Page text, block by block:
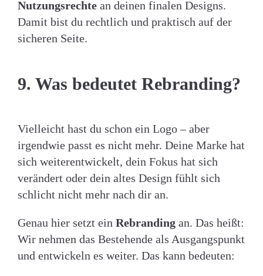
Nutzungsrechtean deinen finalen Designs.
Damit bist du rechtlich und praktisch auf der
sicheren Seite.
9. Was bedeutet Rebranding?
Vielleicht hast du schon ein Logo – aber
irgendwie passt es nicht mehr. Deine Marke hat
sich weiterentwickelt, dein Fokus hat sich
verändert oder dein altes Design fühlt sich
schlicht nicht mehr nach dir an.
Genau hier setzt ein Rebrandingan. Das heißt:
Wir nehmen das Bestehende als Ausgangspunkt
und entwickeln es weiter. Das kann bedeuten: